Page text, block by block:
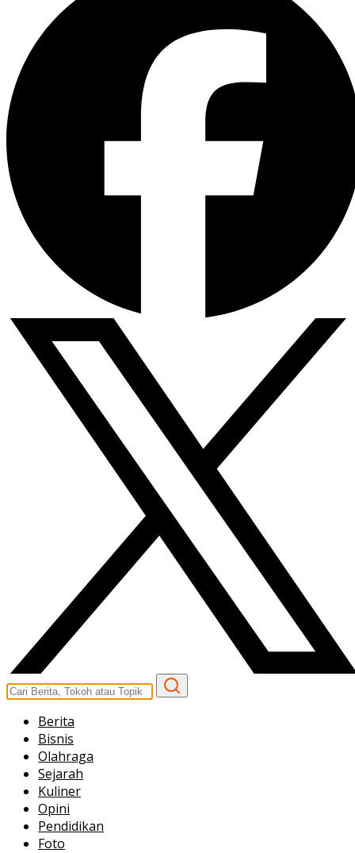
Berita
Bisnis
Olahraga
Sejarah
Kuliner
Opini
Pendidikan
Foto